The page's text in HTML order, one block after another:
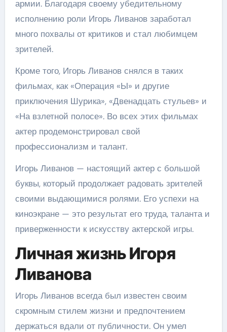
армии. Благодаря своему убедительному
исполнению роли Игорь Ливанов заработал
много похвалы от критиков и стал любимцем
зрителей.
Кроме того, Игорь Ливанов снялся в таких
фильмах, как «Операция «Ы» и другие
приключения Шурика», «Двенадцать стульев» и
«На взлетной полосе». Во всех этих фильмах
актер продемонстрировал свой
профессионализм и талант.
Игорь Ливанов — настоящий актер с большой
буквы, который продолжает радовать зрителей
своими выдающимися ролями. Его успехи на
киноэкране — это результат его труда, таланта и
приверженности к искусству актерской игры.
Личная жизнь Игоря
Ливанова
Игорь Ливанов всегда был известен своим
скромным стилем жизни и предпочтением
держаться вдали от публичности. Он умел